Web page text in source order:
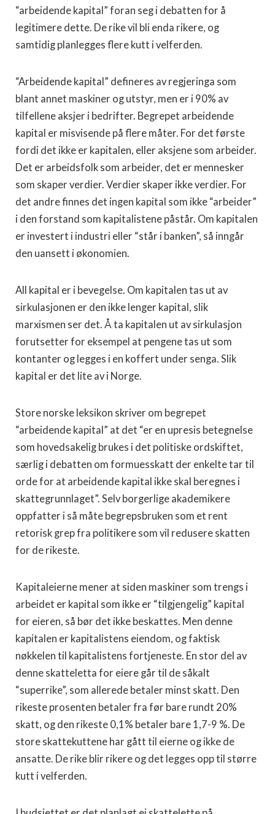
“arbeidende kapital” foran seg i debatten for å
legitimere dette. De rike vil bli enda rikere, og
samtidig planlegges flere kutt i velferden.
“Arbeidende kapital” defineres av regjeringa som
blant annet maskiner og utstyr, men er i 90% av
tilfellene aksjer i bedrifter. Begrepet arbeidende
kapital er misvisende på flere måter. For det første
fordi det ikke er kapitalen, eller aksjene som arbeider.
Det er arbeidsfolk som arbeider, det er mennesker
som skaper verdier. Verdier skaper ikke verdier. For
det andre finnes det ingen kapital som ikke “arbeider”
i den forstand som kapitalistene påstår. Om kapitalen
er investert i industri eller “står i banken”, så inngår
den uansett i økonomien.
All kapital er i bevegelse. Om kapitalen tas ut av
sirkulasjonen er den ikke lenger kapital, slik
marxismen ser det. Å ta kapitalen ut av sirkulasjon
forutsetter for eksempel at pengene tas ut som
kontanter og legges i en koffert under senga. Slik
kapital er det lite av i Norge.
Store norske leksikon skriver om begrepet
“arbeidende kapital” at det “er en upresis betegnelse
som hovedsakelig brukes i det politiske ordskiftet,
særlig i debatten om formuesskatt der enkelte tar til
orde for at arbeidende kapital ikke skal beregnes i
skattegrunnlaget”. Selv borgerlige akademikere
oppfatter i så måte begrepsbruken som et rent
retorisk grep fra politikere som vil redusere skatten
for de rikeste.
Kapitaleierne mener at siden maskiner som trengs i
arbeidet er kapital som ikke er “tilgjengelig” kapital
for eieren, så bør det ikke beskattes. Men denne
kapitalen er kapitalistens eiendom, og faktisk
nøkkelen til kapitalistens fortjeneste. En stor del av
denne skatteletta for eiere går til de såkalt
“superrike”, som allerede betaler minst skatt. Den
rikeste prosenten betaler fra før bare rundt 20%
skatt, og den rikeste 0,1% betaler bare 1,7-9 %. De
store skattekuttene har gått til eierne og ikke de
ansatte. De rike blir rikere og det legges opp til større
kutt i velferden.